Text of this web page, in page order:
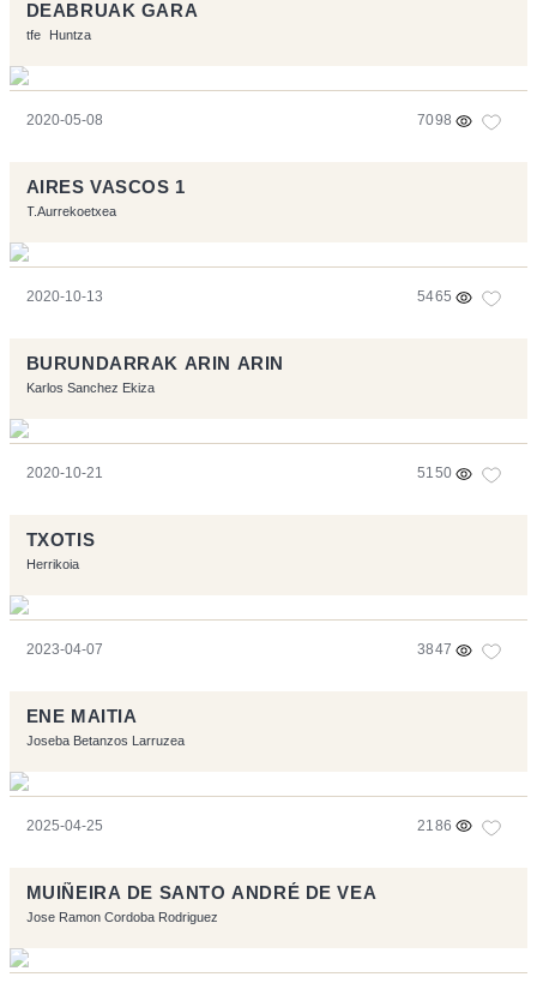
DEABRUAK GARA
tfe Huntza
2020-05-08 7098
AIRES VASCOS 1
T.Aurrekoetxea
2020-10-13 5465
BURUNDARRAK ARIN ARIN
Karlos Sanchez Ekiza
2020-10-21 5150
TXOTIS
Herrikoia
2023-04-07 3847
ENE MAITIA
Joseba Betanzos Larruzea
2025-04-25 2186
MUIÑEIRA DE SANTO ANDRÉ DE VEA
Jose Ramon Cordoba Rodriguez